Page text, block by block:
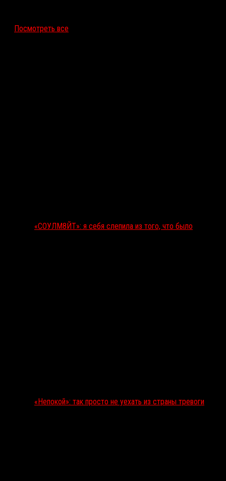
Посмотреть все
«СОУЛМ8ЙТ»: я себя слепила из того, что было
«Непокой»: так просто не уехать из страны тревоги